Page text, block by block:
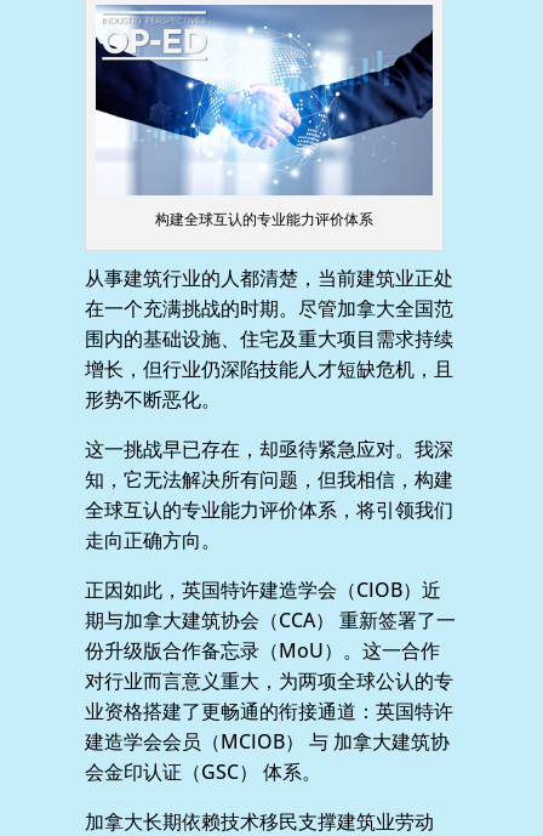
构建全球互认的专业能力评价体系
从事建筑行业的人都清楚，当前建筑业正处
在一个充满挑战的时期。尽管加拿大全国范
围内的基础设施、住宅及重大项目需求持续
增长，但行业仍深陷技能人才短缺危机，且
形势不断恶化。
这一挑战早已存在，却亟待紧急应对。我深
知，它无法解决所有问题，但我相信，构建
全球互认的专业能力评价体系，将引领我们
走向正确方向。
正因如此，英国特许建造学会（CIOB）近
期与加拿大建筑协会（CCA） 重新签署了一
份升级版合作备忘录（MoU）。这一合作
对行业而言意义重大，为两项全球公认的专
业资格搭建了更畅通的衔接通道：英国特许
建造学会会员（MCIOB） 与 加拿大建筑协
会金印认证（GSC） 体系。
加拿大长期依赖技术移民支撑建筑业劳动